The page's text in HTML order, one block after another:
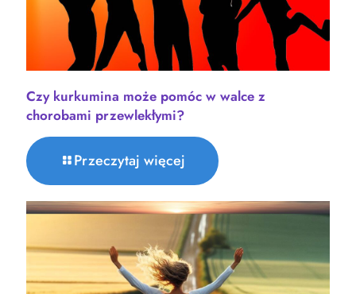
Czy kurkumina może pomóc w walce z
chorobami przewlekłymi?
Przeczytaj więcej